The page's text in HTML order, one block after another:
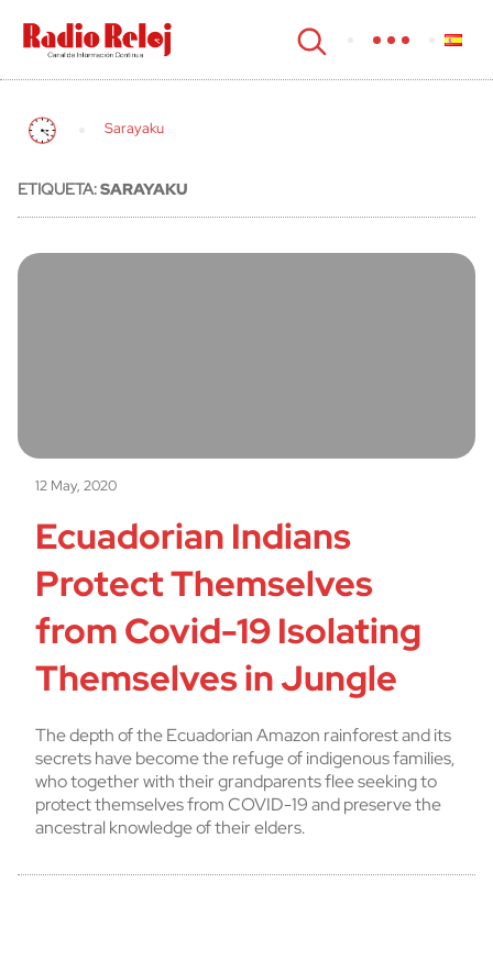
cerrar
Sarayaku
ETIQUETA:SARAYAKU
12 May, 2020
Ecuadorian Indians
Protect Themselves
from Covid-19 Isolating
Themselves in Jungle
The depth of the Ecuadorian Amazon rainforest and its
secrets have become the refuge of indigenous families,
who together with their grandparents flee seeking to
protect themselves from COVID-19 and preserve the
ancestral knowledge of their elders.